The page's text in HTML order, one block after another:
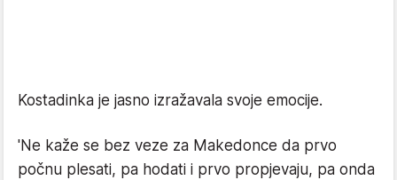
Kostadinka je jasno izražavala svoje emocije.
'Ne kaže se bez veze za Makedonce da prvo
počnu plesati, pa hodati i prvo propjevaju, pa onda